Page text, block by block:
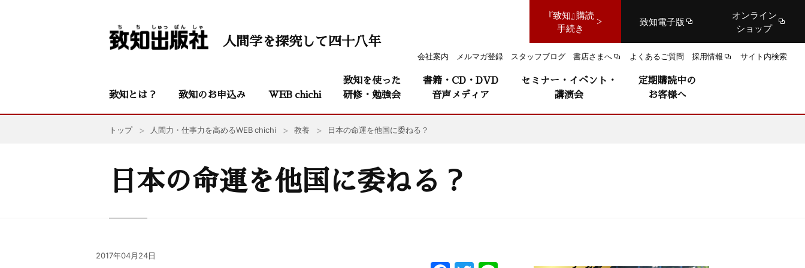
『致知』購読
手続き
致知電子版
オンライン
ショップ
会社案内 メルマガ登録 スタッフブログ 書店さまへ よくあるご質問 採用情報 サイト内検索
人間学を探究して四十八年
致知とは？ 致知のお申込み WEB chichi
致知を使った
研修・勉強会
書籍・CD・DVD
音声メディア
セミナー・イベント・
講演会
定期購読中の
お客様へ
トップ 人間力・仕事力を高めるWEB chichi 教養 日本の命運を他国に委ねる？
日本の命運を他国に委ねる？
2017年04月24日